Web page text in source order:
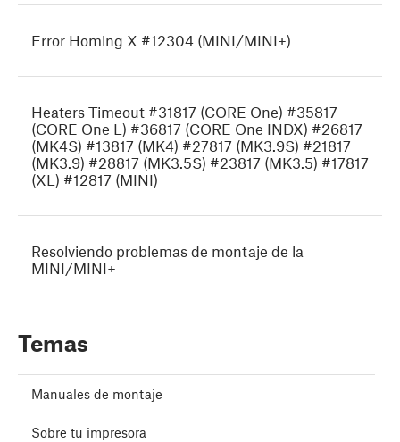
Error Homing X #12304 (MINI/MINI+)
Heaters Timeout #31817 (CORE One) #35817
(CORE One L) #36817 (CORE One INDX) #26817
(MK4S) #13817 (MK4) #27817 (MK3.9S) #21817
(MK3.9) #28817 (MK3.5S) #23817 (MK3.5) #17817
(XL) #12817 (MINI)
Resolviendo problemas de montaje de la
MINI/MINI+
Temas
Manuales de montaje
Sobre tu impresora